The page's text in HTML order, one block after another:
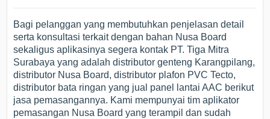
Bagi pelanggan yang membutuhkan penjelasan detail
serta konsultasi terkait dengan bahan Nusa Board
sekaligus aplikasinya segera kontak PT. Tiga Mitra
Surabaya yang adalah distributor genteng Karangpilang,
distributor Nusa Board, distributor plafon PVC Tecto,
distributor bata ringan yang jual panel lantai AAC berikut
jasa pemasangannya. Kami mempunyai tim aplikator
pemasangan Nusa Board yang terampil dan sudah